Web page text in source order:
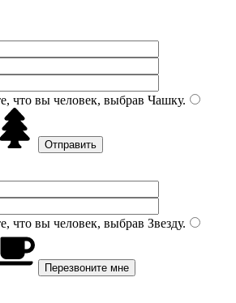
что вы человек, выбрав Чашку.
что вы человек, выбрав Звезду.